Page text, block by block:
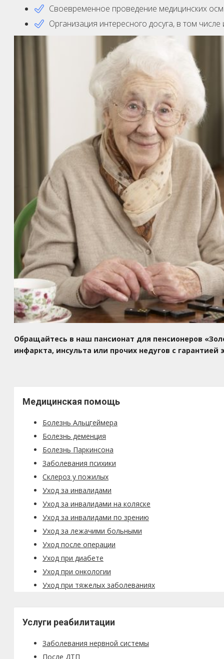
Своевременное проведение медицинских
Организация интересного досуга, в том
Обращайтесь в наш пансионат для пенсионеров
инфаркта, инсульта или прочих недугов с
Медицинская помощь
Болезнь Альцгеймера
Болезнь деменция
Болезнь Паркинсона
Заболевания психики
Склероз у пожилых
Уход за инвалидами
Уход за инвалидами на коляске
Уход за инвалидами по зрению
Уход за лежачими больными
Уход после операции
Уход при диабете
Уход при онкологии
Уход при тяжелых заболеваниях
Услуги реабилитации
Заболевания нервной системы
После ДТП